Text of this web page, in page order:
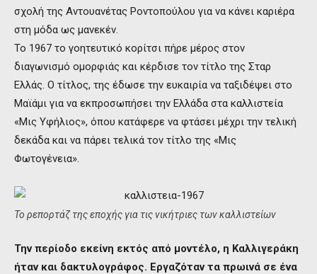
σχολή της Αντουανέτας Ροντοπούλου για να κάνει καριέρα
στη μόδα ως μανεκέν.
Το 1967 το γοητευτικό κορίτσι πήρε μέρος στον
διαγωνισμό ομορφιάς και κέρδισε τον τίτλο της Σταρ
Ελλάς. Ο τίτλος, της έδωσε την ευκαιρία να ταξιδέψει στο
Μαϊάμι για να εκπροσωπήσει την Ελλάδα στα καλλιστεία
«Μις Υφήλιος», όπου κατάφερε να φτάσει μέχρι την τελική
δεκάδα και να πάρει τελικά τον τίτλο της «Μις
Φωτογένεια».
Το ρεπορτάζ της εποχής για τις νικήτριες των καλλιστείων
Την περίοδο εκείνη εκτός από μοντέλο, η Καλλιγεράκη
ήταν και δακτυλογράφος. Εργαζόταν τα πρωινά σε ένα